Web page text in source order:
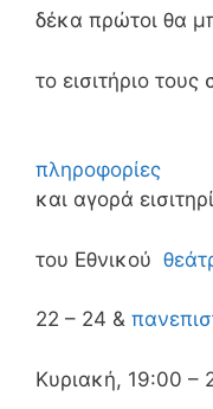
δέκα πρώτοι θα
το εισιτήριο
πληροφορίες
και αγορά
του Εθνικού
22 – 24 &
Κυριακή, 19:00 –